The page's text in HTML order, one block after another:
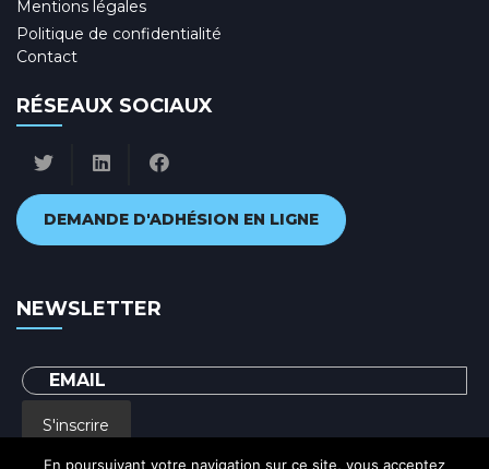
Mentions légales
Politique de confidentialité
Contact
RÉSEAUX SOCIAUX
DEMANDE D'ADHÉSION EN LIGNE
NEWSLETTER
S'inscrire
En poursuivant votre navigation sur ce site, vous acceptez